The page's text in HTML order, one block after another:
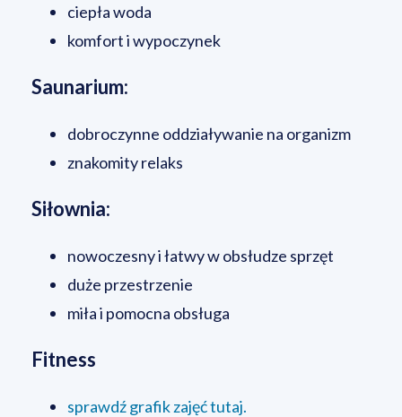
ciepła woda
komfort i wypoczynek
Saunarium:
dobroczynne oddziaływanie na organizm
znakomity relaks
Siłownia:
nowoczesny i łatwy w obsłudze sprzęt
duże przestrzenie
miła i pomocna obsługa
Fitness
sprawdź grafik zajęć tutaj.